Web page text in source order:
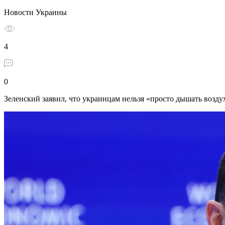
Новости Украины
4
0
Зеленский заявил, что украинцам нельзя «просто дышать